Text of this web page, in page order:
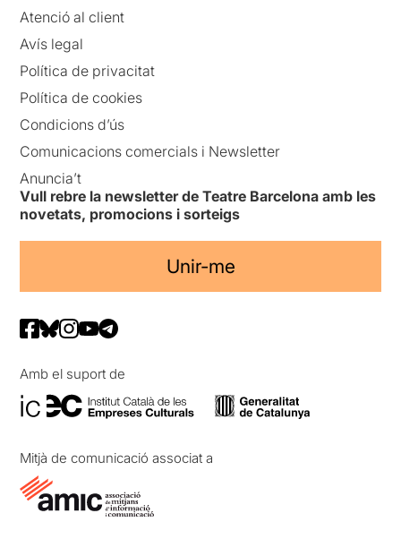
Atenció al client
Avís legal
Política de privacitat
Política de cookies
Condicions d’ús
Comunicacions comercials i Newsletter
Anuncia’t
Vull rebre la newsletter de Teatre Barcelona amb les
novetats, promocions i sorteigs
Unir-me
Amb el suport de
Mitjà de comunicació associat a